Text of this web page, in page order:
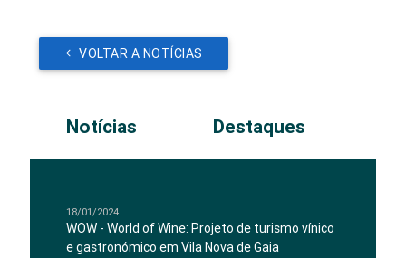
VOLTAR A NOTÍCIAS
Notícias Destaques
18/01/2024
WOW - World of Wine: Projeto de turismo vínico
e gastronómico em Vila Nova de Gaia